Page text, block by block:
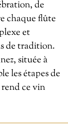
de
chaque flûte
et
de tradition.
située à
les étapes de
ce vin